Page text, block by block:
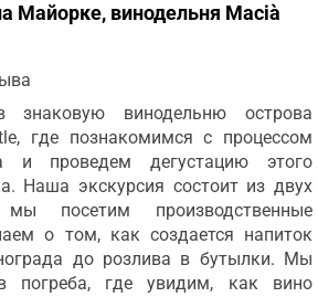
Майорке, винодельня Macià
винодельню острова
где познакомимся с процессом
и проведем дегустацию этого
Наша экскурсия состоит из двух
посетим производственные
о том, как создается напиток
до розлива в бутылки. Мы
погреба, где увидим, как вино